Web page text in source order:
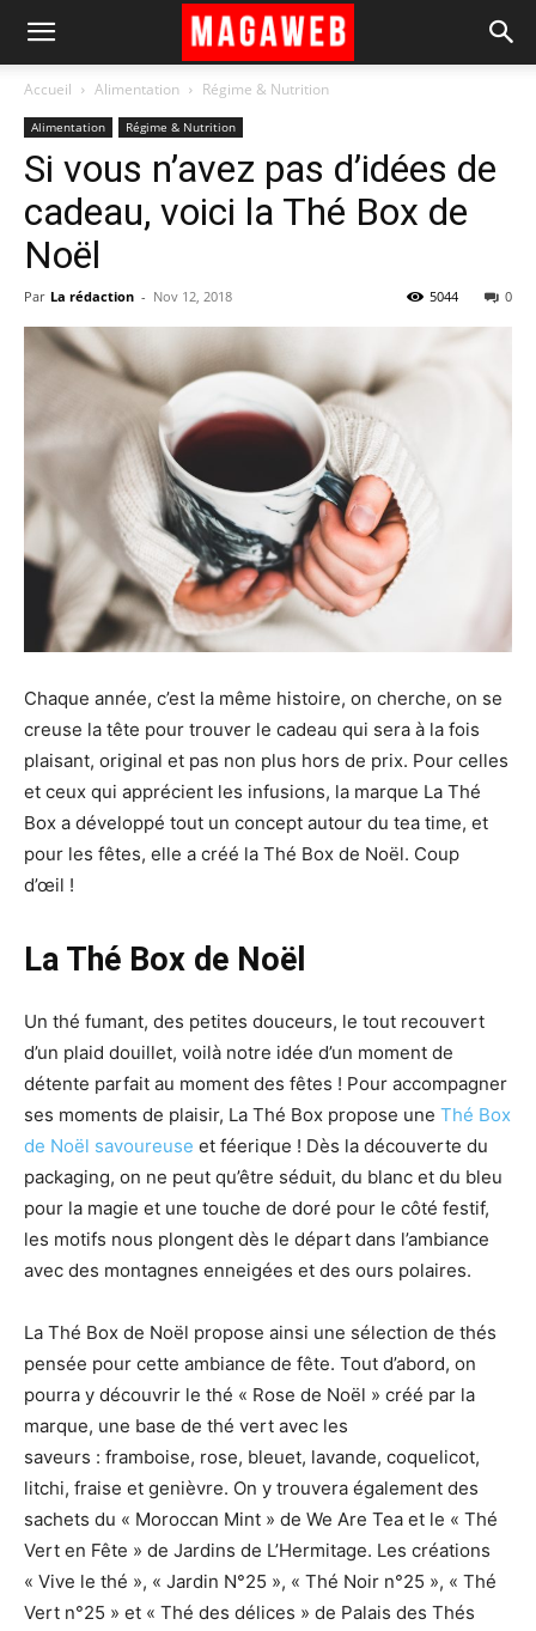
Accueil Alimentation Régime & Nutrition
Alimentation Régime & Nutrition
Si vous n’avez pas d’idées de
cadeau, voici la Thé Box de
Noël
Par La rédaction - Nov 12, 2018 0
5044
Chaque année, c’est la même histoire, on cherche, on se
creuse la tête pour trouver le cadeau qui sera à la fois
plaisant, original et pas non plus hors de prix. Pour celles
et ceux qui apprécient les infusions, la marque La Thé
Box a développé tout un concept autour du tea time, et
pour les fêtes, elle a créé la Thé Box de Noël. Coup
d’œil !
La Thé Box de Noël
Un thé fumant, des petites douceurs, le tout recouvert
d’un plaid douillet, voilà notre idée d’un moment de
détente parfait au moment des fêtes ! Pour accompagner
ses moments de plaisir, La Thé Box propose une Thé Box
de Noël savoureuse et féerique ! Dès la découverte du
packaging, on ne peut qu’être séduit, du blanc et du bleu
pour la magie et une touche de doré pour le côté festif,
les motifs nous plongent dès le départ dans l’ambiance
avec des montagnes enneigées et des ours polaires.
La Thé Box de Noël propose ainsi une sélection de thés
pensée pour cette ambiance de fête. Tout d’abord, on
pourra y découvrir le thé « Rose de Noël » créé par la
marque, une base de thé vert avec les
saveurs : framboise, rose, bleuet, lavande, coquelicot,
litchi, fraise et genièvre. On y trouvera également des
sachets du « Moroccan Mint » de We Are Tea et le « Thé
Vert en Fête » de Jardins de L’Hermitage. Les créations
« Vive le thé », « Jardin N°25 », « Thé Noir n°25 », « Thé
Vert n°25 » et « Thé des délices » de Palais des Thés